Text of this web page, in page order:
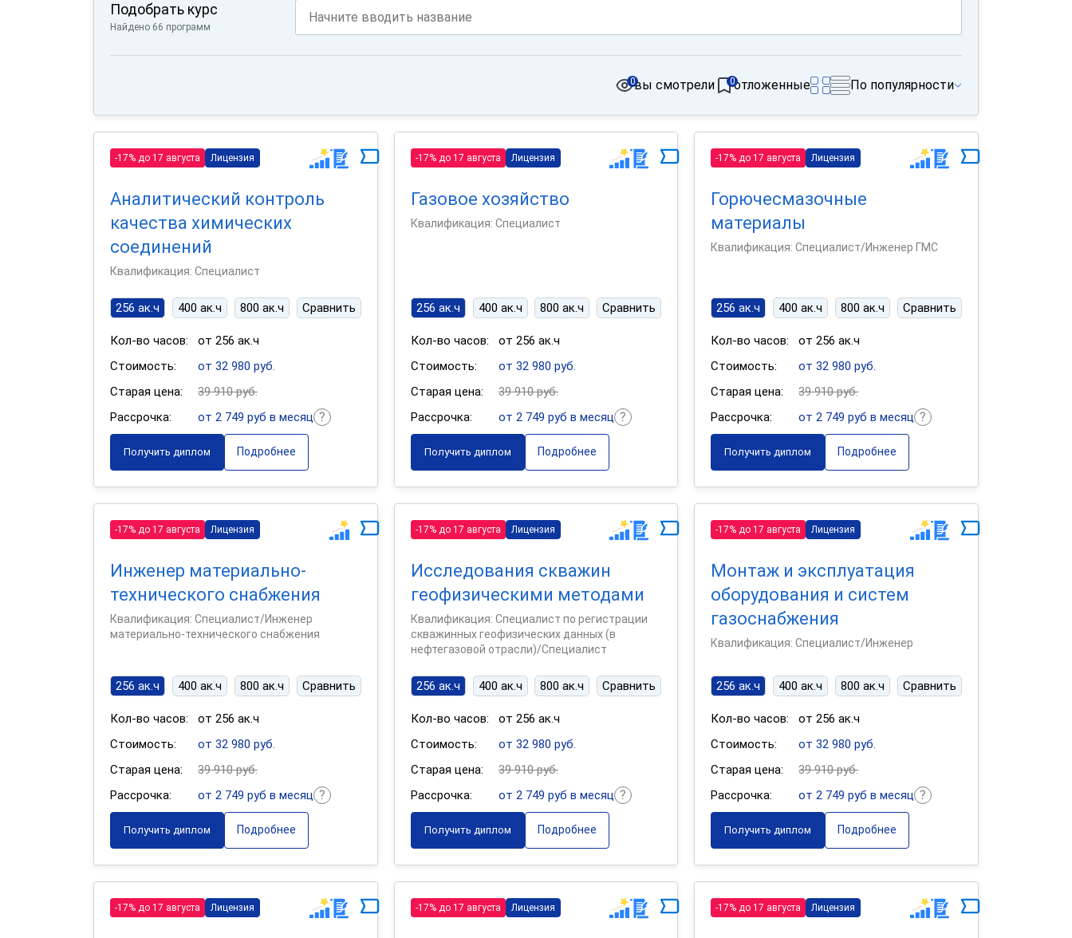
Подобрать курс
Найдено 66 программ
вы смотрели
0 отложенные
0 По популярности
-17% до 17 августа Лицензия
Аналитический контроль
качества химических
соединений
Квалификация: Специалист
256 ак.ч 400 ак.ч 800 ак.ч Сравнить
Кол-во часов:
от 256 ак.ч
Стоимость:
от 32 980 руб.
Старая цена:
39 910 руб.
Рассрочка:
от 2 749 руб в месяц
Получить диплом Подробнее
-17% до 17 августа Лицензия
Газовое хозяйство
Квалификация: Специалист
256 ак.ч 400 ак.ч 800 ак.ч Сравнить
Кол-во часов:
от 256 ак.ч
Стоимость:
от 32 980 руб.
Старая цена:
39 910 руб.
Рассрочка:
от 2 749 руб в месяц
Получить диплом Подробнее
-17% до 17 августа Лицензия
Горючесмазочные
материалы
Квалификация: Специалист/Инженер ГМС
256 ак.ч 400 ак.ч 800 ак.ч Сравнить
Кол-во часов:
от 256 ак.ч
Стоимость:
от 32 980 руб.
Старая цена:
39 910 руб.
Рассрочка:
от 2 749 руб в месяц
Получить диплом Подробнее
-17% до 17 августа Лицензия
Инженер материально-
технического снабжения
Квалификация: Специалист/Инженер
материально-технического снабжения
256 ак.ч 400 ак.ч 800 ак.ч Сравнить
Кол-во часов:
от 256 ак.ч
Стоимость:
от 32 980 руб.
Старая цена:
39 910 руб.
Рассрочка:
от 2 749 руб в месяц
Получить диплом Подробнее
-17% до 17 августа Лицензия
Исследования скважин
геофизическими методами
Квалификация: Специалист по регистрации
скважинных геофизических данных (в
нефтегазовой отрасли)/Специалист
256 ак.ч 400 ак.ч 800 ак.ч Сравнить
Кол-во часов:
от 256 ак.ч
Стоимость:
от 32 980 руб.
Старая цена:
39 910 руб.
Рассрочка:
от 2 749 руб в месяц
Получить диплом Подробнее
-17% до 17 августа Лицензия
Монтаж и эксплуатация
оборудования и систем
газоснабжения
Квалификация: Специалист/Инженер
256 ак.ч 400 ак.ч 800 ак.ч Сравнить
Кол-во часов:
от 256 ак.ч
Стоимость:
от 32 980 руб.
Старая цена:
39 910 руб.
Рассрочка:
от 2 749 руб в месяц
Получить диплом Подробнее
-17% до 17 августа Лицензия -17% до 17 августа Лицензия -17% до 17 августа Лицензия